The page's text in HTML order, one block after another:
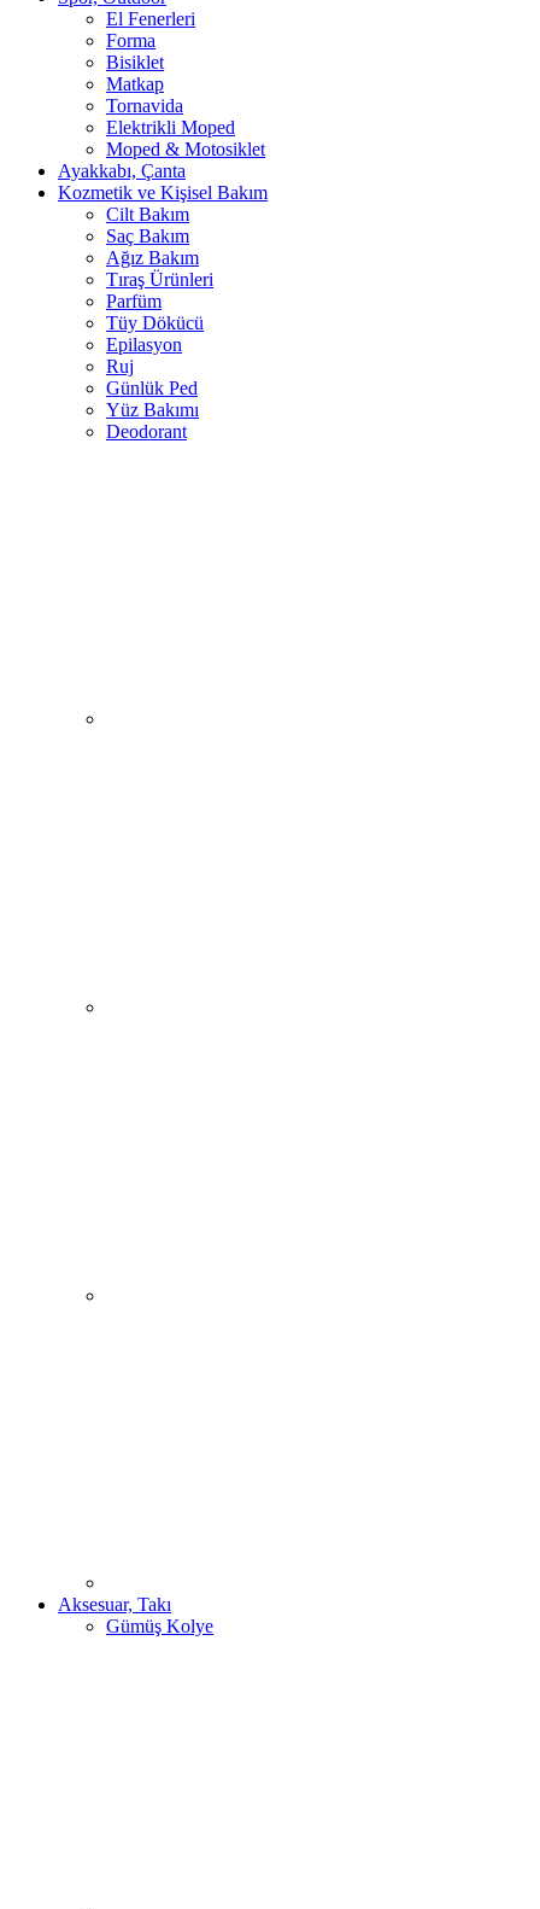
El Fenerleri
Forma
Bisiklet
Matkap
Tornavida
Elektrikli Moped
Moped & Motosiklet
Ayakkabı, Çanta
Kozmetik ve Kişisel Bakım
Cilt Bakım
Saç Bakım
Ağız Bakım
Tıraş Ürünleri
Parfüm
Tüy Dökücü
Epilasyon
Ruj
Günlük Ped
Yüz Bakımı
Deodorant
Aksesuar, Takı
Gümüş Kolye